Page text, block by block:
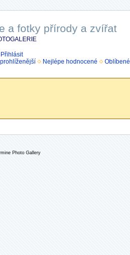
a fotky přírody a zvířat
Přihlásit
Nejlépe hodnocené Oblíbené
Photo Gallery